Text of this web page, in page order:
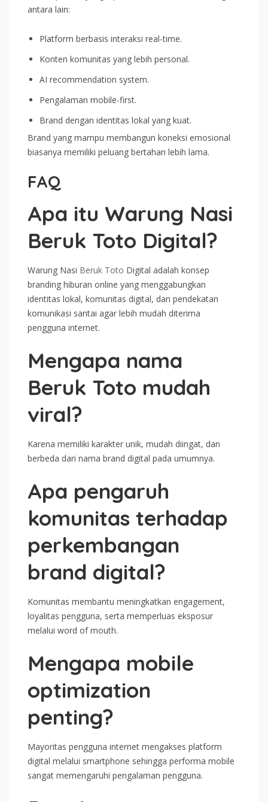
antara lain:
Platform berbasis interaksi real-time.
Konten komunitas yang lebih personal.
AI recommendation system.
Pengalaman mobile-first.
Brand dengan identitas lokal yang kuat.
Brand yang mampu membangun koneksi emosional
biasanya memiliki peluang bertahan lebih lama.
FAQ
Apa itu Warung Nasi
Beruk Toto Digital?
Warung Nasi Beruk Toto Digital adalah konsep
branding hiburan online yang menggabungkan
identitas lokal, komunitas digital, dan pendekatan
komunikasi santai agar lebih mudah diterima
pengguna internet.
Mengapa nama
Beruk Toto mudah
viral?
Karena memiliki karakter unik, mudah diingat, dan
berbeda dari nama brand digital pada umumnya.
Apa pengaruh
komunitas terhadap
perkembangan
brand digital?
Komunitas membantu meningkatkan engagement,
loyalitas pengguna, serta memperluas eksposur
melalui word of mouth.
Mengapa mobile
optimization
penting?
Mayoritas pengguna internet mengakses platform
digital melalui smartphone sehingga performa mobile
sangat memengaruhi pengalaman pengguna.